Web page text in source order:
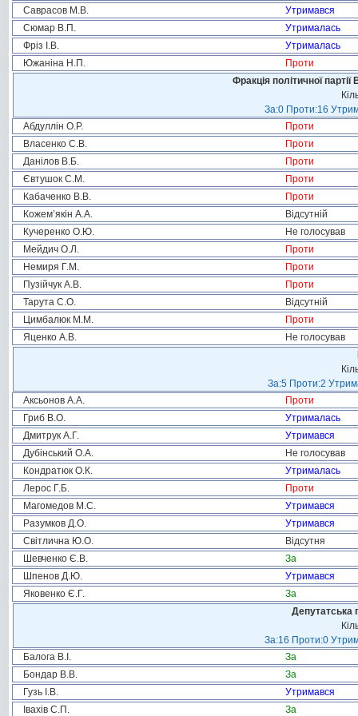
Саврасов М.В.
Утримався
Сюмар В.П.
Утрималась
Фріз І.В.
Утрималась
Южаніна Н.П.
Проти
Фракція політичної
За:0 Проти:16
Абдуллін О.Р.
Проти
Власенко С.В.
Проти
Данілов В.Б.
Проти
Євтушок С.М.
Проти
Кабаченко В.В.
Проти
Кожем’якін А.А.
Відсутній
Кучеренко О.Ю.
Не голосував
Мейдич О.Л.
Проти
Немиря Г.М.
Проти
Пузійчук А.В.
Проти
Тарута С.О.
Відсутній
Цимбалюк М.М.
Проти
Яценко А.В.
Не голосував
За:5 Проти:2
Аксьонов А.А.
Проти
Гриб В.О.
Утрималась
Дмитрук А.Г.
Утримався
Дубінський О.А.
Не голосував
Кондратюк О.К.
Утрималась
Лерос Г.Б.
Проти
Магомедов М.С.
Утримався
Разумков Д.О.
Утримався
Світлична Ю.О.
Відсутня
Шевченко Є.В.
За
Шпенов Д.Ю.
Утримався
Яковенко Є.Г.
За
Депутатська
За:16 Проти:0
Балога В.І.
За
Бондар В.В.
За
Гузь І.В.
Утримався
Івахів С.П.
За